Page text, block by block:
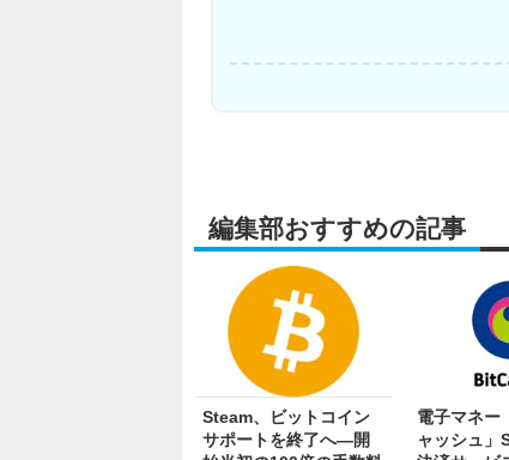
編集部おすすめの記事
Steam、ビットコイン
サポートを終了へ―開
電子マネー
ャッシュ」